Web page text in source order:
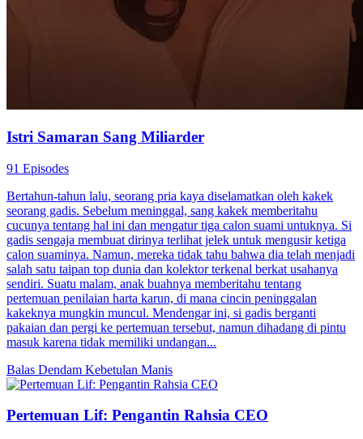
Istri Samaran Sang Miliarder
91 Episodes
Bertahun-tahun lalu, seorang pria kaya diselamatkan oleh kakek
seorang gadis. Sebelum meninggal, sang kakek memberitahu
cucunya tentang hal ini dan mengatur tiga calon suami untuknya. Si
gadis sengaja membuat dirinya terlihat jelek untuk mengusir ketiga
calon suaminya. Namun, mereka tidak tahu bahwa dia telah menjadi
salah satu taipan top dunia dan kolektor terkenal berkat usahanya
sendiri. Suatu malam, anak buahnya memberitahu tentang
pertemuan penilaian harta karun, di mana cincin peninggalan
kakeknya mungkin muncul. Mendengar ini, si gadis berganti
pakaian dan pergi ke pertemuan tersebut, namun dihadang di pintu
masuk karena tidak memiliki undangan...
Balas Dendam Kebetulan Manis
Pertemuan Lif: Pengantin Rahsia CEO